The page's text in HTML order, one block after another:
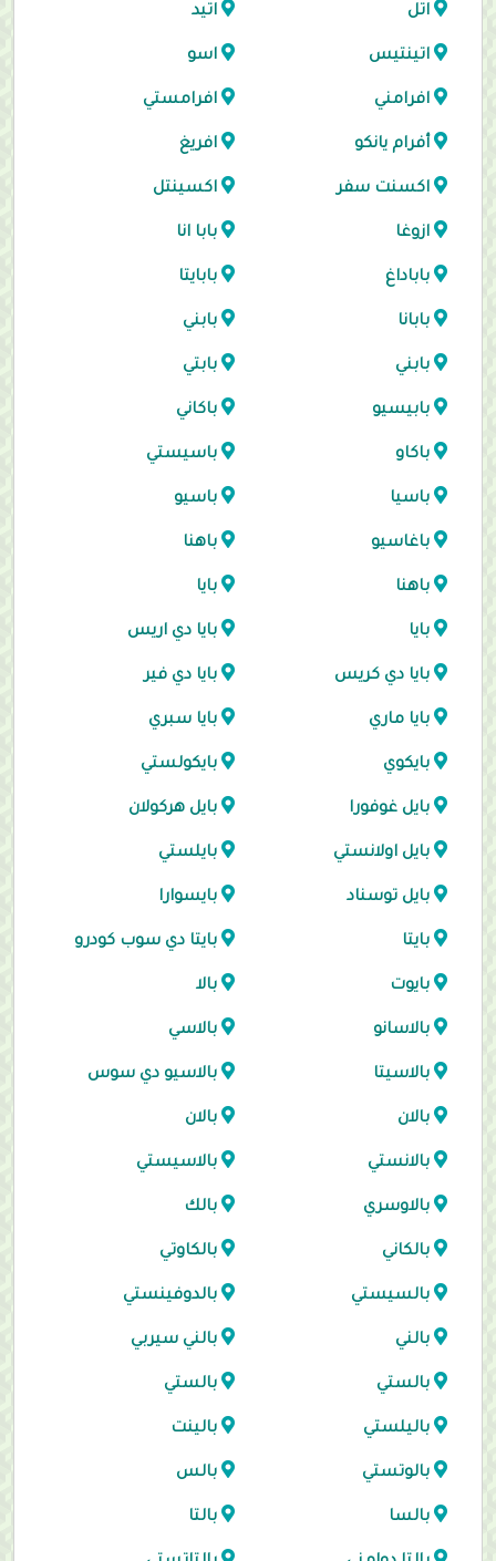
اتل اتيد
اتينتيس اسو
افرامني افرامستي
أفرام يانكو افريغ
اكسنت سفر اكسينتل
ازوغا بابا انا
باباداغ بابايتا
بابانا بابني
بابني بابتي
بابيسيو باكاني
باكاو باسيستي
باسيا باسيو
باغاسيو باهنا
باهنا بايا
بايا بايا دي اريس
بايا دي كريس بايا دي فير
بايا ماري بايا سبري
بايكوي بايكولستي
بايل غوفورا بايل هركولان
بايل اولانستي بايلستي
بايل توسناد بايسوارا
بايتا بايتا دي سوب كودرو
بايوت بالا
بالاسانو بالاسي
بالاسيتا بالاسيو دي سوس
بالان بالان
بالانستي بالاسيستي
بالاوسري بالك
بالكاني بالكاوتي
بالسيستي بالدوفينستي
بالني بالني سيربي
بالستي بالستي
باليلستي بالينت
بالوتستي بالس
بالسا بالتا